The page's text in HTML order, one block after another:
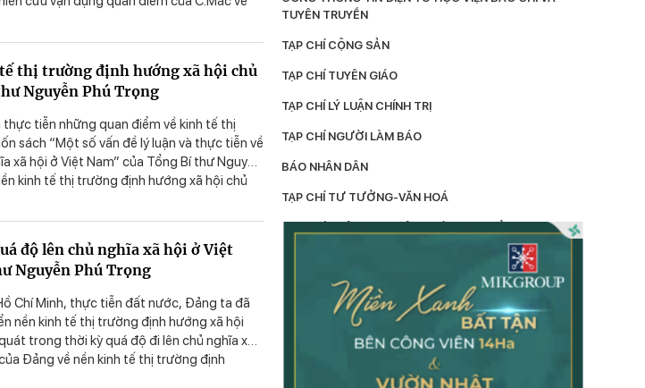
tận dụng cơ hội cho phát triển kinh tế - xã
thị trường định hướng xã hội chủ
Nguyễn Phú Trọng
tiễn những quan điểm về kinh tế thị
sách “Một số vấn đề lý luận và thực tiễn về
xã hội ở Việt Nam” của Tổng Bí thư Nguyễn
kinh tế thị trường định hướng xã hội chủ
nền kinh tế; phân phối và giải quyết các
hướng xã hội chủ nghĩa ở nước ta. Những
về kinh tế thị trường định hướng xã hội chủ
trị và ý nghĩa to lớn về lý luận và thực tiễn
độ lên chủ nghĩa xã hội ở Việt
Nguyễn Phú Trọng
Chí Minh, thực tiễn đất nước, Đảng ta đã
nền kinh tế thị trường định hướng xã hội
trong thời kỳ quá độ đi lên chủ nghĩa xã
Đảng về nền kinh tế thị trường định
TUYÊN TRUYỀN
TẠP CHÍ CỘNG SẢN
TẠP CHÍ TUYÊN GIÁO
TẠP CHÍ LÝ LUẬN CHÍNH TRỊ
TẠP CHÍ NGƯỜI LÀM BÁO
BÁO NHÂN DÂN
TẠP CHÍ TƯ TƯỞNG-VĂN HOÁ
TẠP CHÍ KIỂM TRA
TẠP CHÍ XÂY DỰNG ĐẢNG
TẠP CHÍ DÂN VẬN
TẠP CHÍ GIÁO DỤC LÝ LUẬN